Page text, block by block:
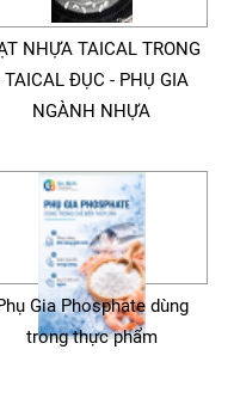
NHỰA TAICAL TRONG
TAICAL ĐỤC - PHỤ GIA
NGÀNH NHỰA
Gia Phosphate dùng
trong thực phẩm